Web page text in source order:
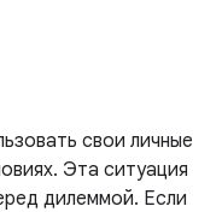
свои личные
Эта ситуация
дилеммой. Если